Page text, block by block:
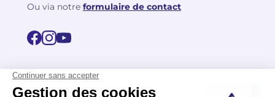
Ou via notre formulaire de contact
© 2026 Billaudot Paris. Tous droits réservés